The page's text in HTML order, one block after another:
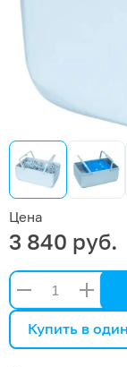
Цена
3 840 руб.
Купить в